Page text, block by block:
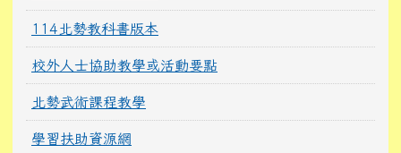
114北勢教科書版本
校外人士協助教學或活動要點
北勢武術課程教學
學習扶助資源網